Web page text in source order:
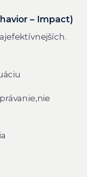
– Impact)